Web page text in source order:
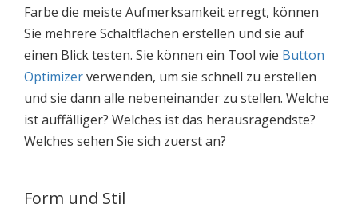
Farbe die meiste Aufmerksamkeit erregt, können
Sie mehrere Schaltflächen erstellen und sie auf
einen Blick testen. Sie können ein Tool wie Button
Optimizerverwenden, um sie schnell zu erstellen
und sie dann alle nebeneinander zu stellen. Welche
ist auffälliger? Welches ist das herausragendste?
Welches sehen Sie sich zuerst an?
Form und Stil